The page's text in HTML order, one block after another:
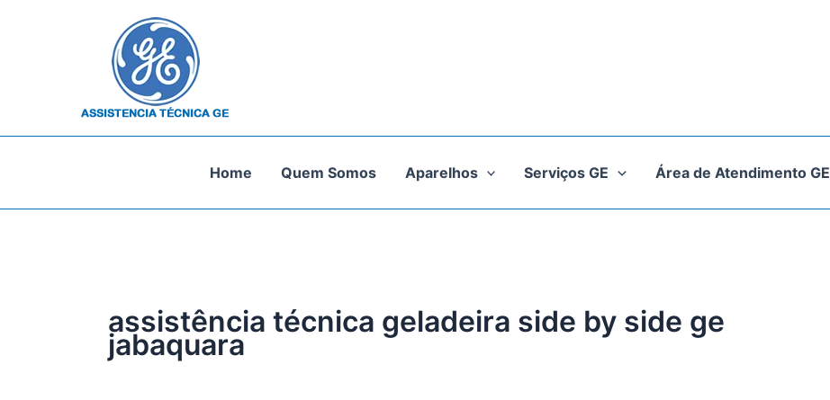
Home Quem Somos Aparelhos Serviços GE Área de Atendimento GE
assistência técnica geladeira side by side ge
jabaquara